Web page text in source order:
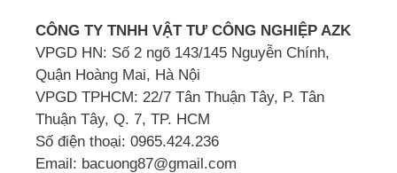
CÔNG TY TNHH VẬT TƯ CÔNG NGHIỆP AZK
VPGD HN: Số 2 ngõ 143/145 Nguyễn Chính,
Quận Hoàng Mai, Hà Nội
VPGD TPHCM: 22/7 Tân Thuận Tây, P. Tân
Thuận Tây, Q. 7, TP. HCM
Số điện thoại: 0965.424.236
Email: bacuong87@gmail.com